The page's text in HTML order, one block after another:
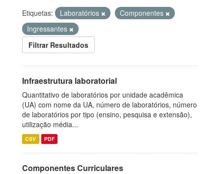
Etiquetas: Laboratórios
Componentes
Ingressantes
Filtrar Resultados
Infraestrutura laboratorial
Quantitativo de laboratórios por unidade acadêmica
(UA) com nome da UA, número de laboratórios, número
de laboratórios por tipo (ensino, pesquisa e extensão),
utilização média...
CSV PDF
Componentes Curriculares